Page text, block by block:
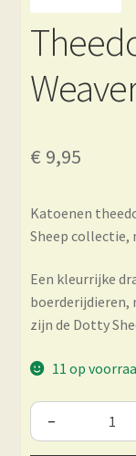
€ 9,95
Katoenen
Sheep collectie,
Een kleurrijke
boerderijdieren,
zijn de Dotty
11 op
−